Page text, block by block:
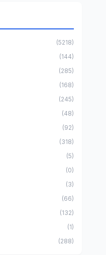
(5218)
(144)
(285)
(168)
(245)
(48)
(92)
(318)
(5)
(0)
(3)
(66)
(132)
(1)
(288)